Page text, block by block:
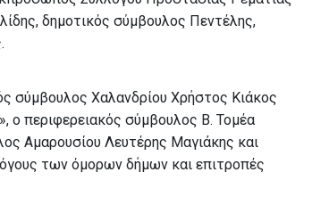
δημοτικός σύμβουλος Πεντέλης,
σύμβουλος Χαλανδρίου Χρήστος Κιάκος
ο περιφερειακός σύμβουλος Β. Τομέα
Αμαρουσίου Λευτέρης Μαγιάκης και
των όμορων δήμων και επιτροπές